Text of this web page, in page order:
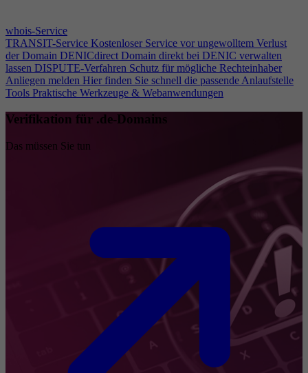
whois-Service
TRANSIT-Service Kostenloser Service vor ungewolltem Verlust
der Domain DENICdirect Domain direkt bei DENIC verwalten
lassen DISPUTE-Verfahren Schutz für mögliche Rechteinhaber
Anliegen melden Hier finden Sie schnell die passende Anlaufstelle
Tools Praktische Werkzeuge & Webanwendungen
Verifikation für .de-Domains
Das müssen Sie tun